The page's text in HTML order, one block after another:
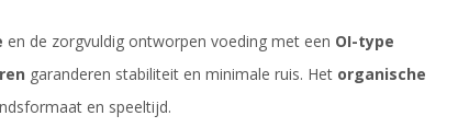
en de zorgvuldig ontworpen voeding met een OI-type
garanderen stabiliteit en minimale ruis. Het organische
en speeltijd.